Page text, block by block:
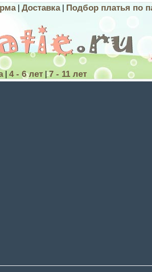
| Доставка| Подбор платья по
| 4 - 6 лет |7 - 11 лет